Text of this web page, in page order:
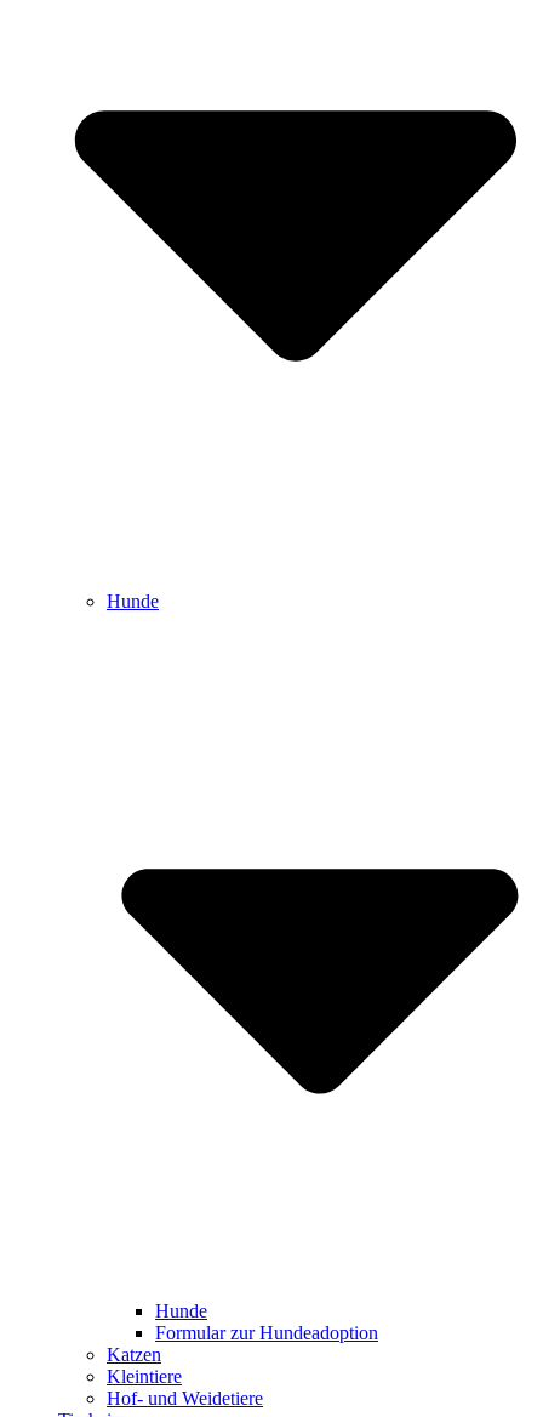
Hunde
Hunde
Formular zur Hundeadoption
Katzen
Kleintiere
Hof- und Weidetiere